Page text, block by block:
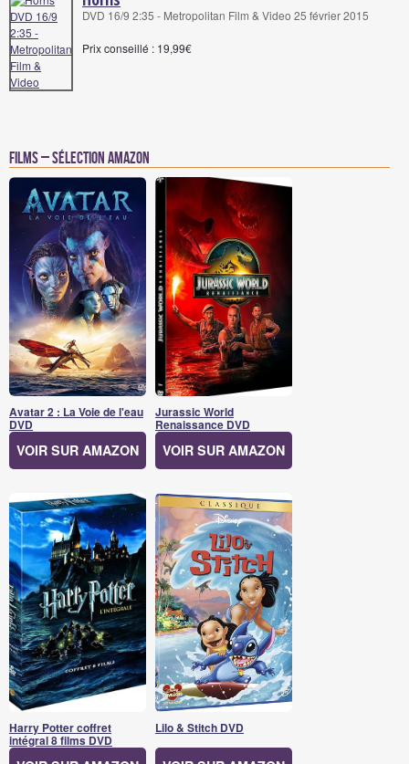
DVD 16/9 2:35 - Metropolitan Film & Video 25 février 2015
Prix conseillé : 19,99€
Films – Sélection Amazon
Avatar 2 : La Voie de l'eau
DVD
VOIR SUR AMAZON
Jurassic World
Renaissance DVD
VOIR SUR AMAZON
Harry Potter coffret
intégral 8 films DVD
Lilo & Stitch DVD